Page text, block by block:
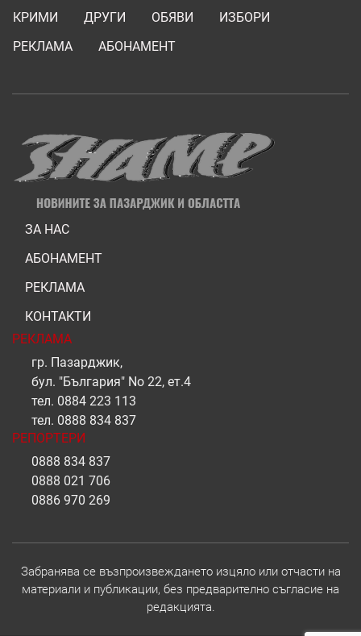
КРИМИ
ДРУГИ ОБЯВИ
ИЗБОРИ
РЕКЛАМА
АБОНАМЕНТ
ЗА НАС
АБОНАМЕНТ
РЕКЛАМА
КОНТАКТИ
РЕКЛАМА
гр. Пазарджик,
бул. "България" No 22, ет.4
тел. 0884 223 113
тел. 0888 834 837
РЕПОРТЕРИ
0888 834 837
0888 021 706
0886 970 269
Забранява се възпроизвеждането изцяло или отчасти на
материали и публикации, без предварително съгласие на
редакцията.